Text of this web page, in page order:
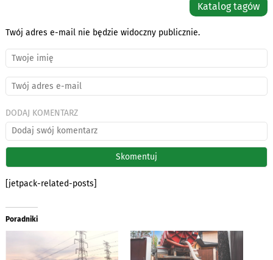
Katalog tagów
Twój adres e-mail nie będzie widoczny publicznie.
DODAJ KOMENTARZ
[jetpack-related-posts]
Poradniki